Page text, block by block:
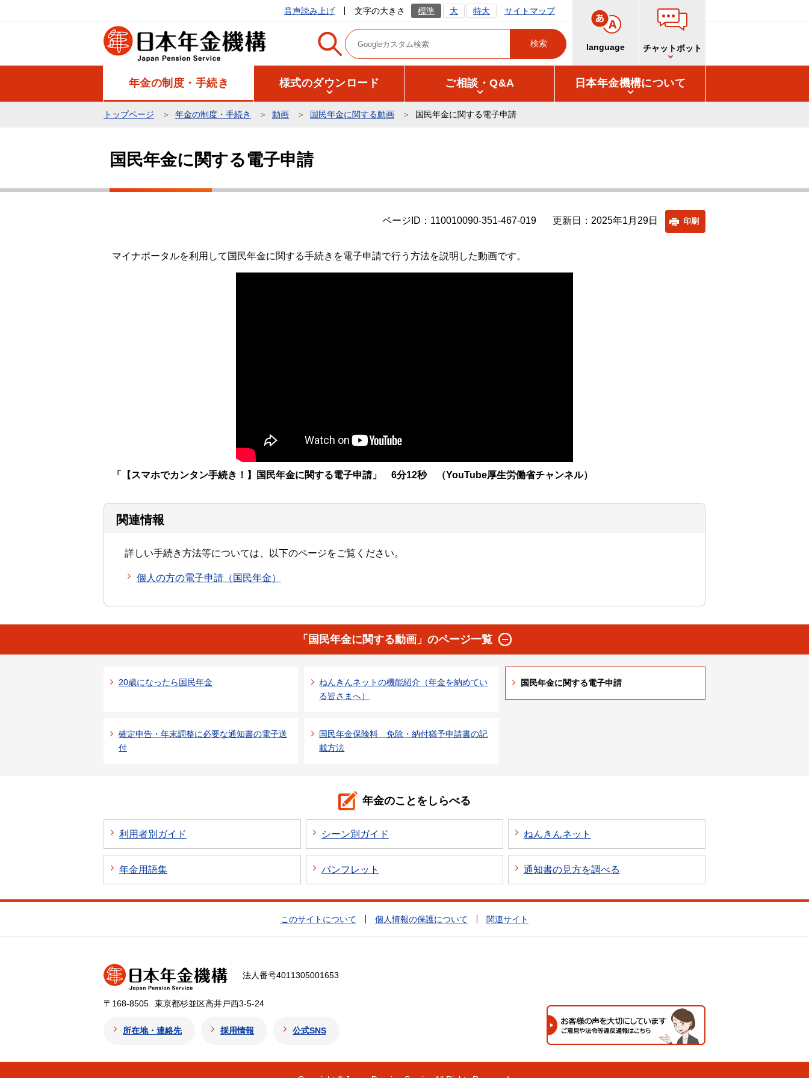
の
音声読み上げ 文字の大きさ 標準 大 特大 サイトマップ
language チャットボット
年金の制度・手続き 様式のダウンロード ご相談・Q&A 日本年金機構について
トップページ 年金の制度・手続き 動画 国民年金に関する動画 国民年金に関する電子申請
国民年金に関する電子申請
ページID：110010090-351-467-019 更新日：2025年1月29日 印刷
マイナポータルを利用して国民年金に関する手続きを電子申請で行う方法を説明した動画です。
「【スマホでカンタン手続き！】国民年金に関する電子申請」 6分12秒 （YouTube厚生労働省チャンネル）
関連情報
詳しい手続き方法等については、以下のページをご覧ください。
個人の方の電子申請（国民年金）
「国民年金に関する動画」のページ一覧
20歳になったら国民年金
ねんきんネットの機能紹介（年金を納めてい
る皆さまへ）
国民年金に関する電子申請
確定申告・年末調整に必要な通知書の電子送
付
国民年金保険料 免除・納付猶予申請書の記
載方法
年金のことをしらべる
利用者別ガイド シーン別ガイド ねんきんネット
年金用語集 パンフレット 通知書の見方を調べる
このサイトについて 個人情報の保護について 関連サイト
法人番号4011305001653
〒168-8505 東京都杉並区高井戸西3-5-24
所在地・連絡先 採用情報 公式SNS